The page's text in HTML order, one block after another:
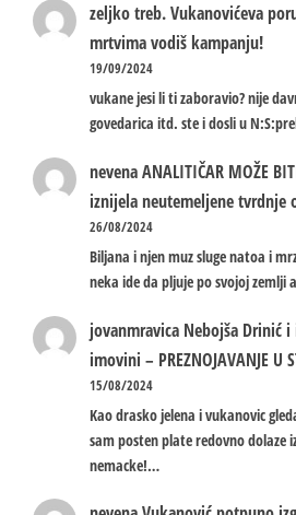
zeljko treb.Vukanovićeva
mrtvima vodiš kampanju!
19/09/2024
vukane jesi li ti zaboravio? nije
govedarica itd. ste i dosli u
nevenaANALITIČAR MOŽE
iznijela neutemeljene tvrdnje
26/08/2024
Biljana i njen muz sluge natoa i
neka ide da pljuje po svojoj zemlji
jovanmravica Nebojša Drinić
imovini – PREZNOJAVANJE U
15/08/2024
Kao drasko jelena i vukanovic
sam posten plate redovno dolaze
nemacke!…